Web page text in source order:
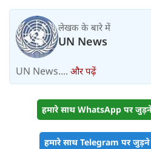
लेखक के बारे में
UN News
UN News.... और पढ़ें
हमारे साथ WhatsApp पर
हमारे साथ Telegram पर